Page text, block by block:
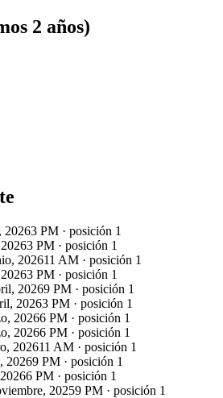
2 años)
20263 PM · posición 1
3 PM · posición 1
202611 AM · posición 1
3 PM · posición 1
20269 PM · posición 1
20263 PM · posición 1
20266 PM · posición 1
20266 PM · posición 1
202611 AM · posición 1
20269 PM · posición 1
6 PM · posición 1
20259 PM · posición 1